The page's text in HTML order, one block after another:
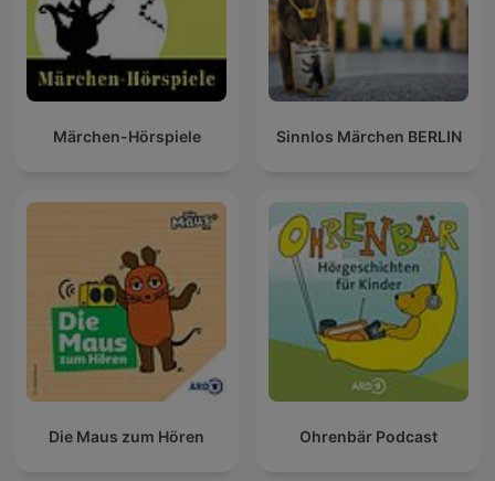
Märchen-Hörspiele Sinnlos Märchen BERLIN
Die Maus zum Hören Ohrenbär Podcast